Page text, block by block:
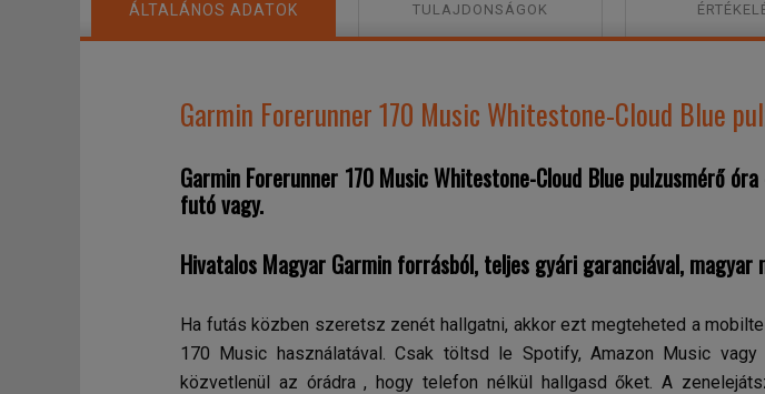
ÁLTALÁNOS ADATOK TULAJDONSÁGOK
Garmin Forerunner 170 Music Whitestone-Cloud Blue
Garmin Forerunner 170 Music Whitestone-Cloud Blue pulzusmérő
futó vagy.
Hivatalos Magyar Garmin forrásból, teljes gyári garanciával, magyar
Ha futás közben szeretsz zenét hallgatni, akkor ezt megteheted a
170 Music használatával. Csak töltsd le Spotify, Amazon Music
közvetlenül az órádra , hogy telefon nélkül hallgasd őket. A